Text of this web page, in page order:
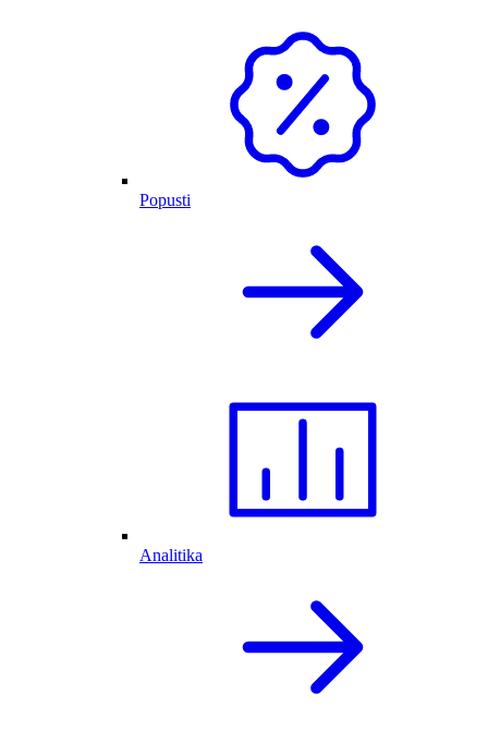
Popusti
Analitika